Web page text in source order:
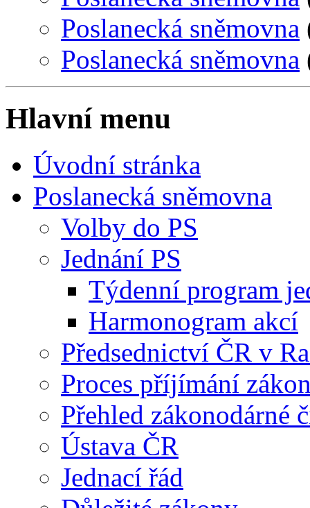
Poslanecká sněmovna
Poslanecká sněmovna
Hlavní menu
Úvodní stránka
Poslanecká sněmovna
Volby do PS
Jednání PS
Týdenní program
Harmonogram akcí
Předsednictví ČR v
Proces příjímání
Přehled zákonodárné
Ústava ČR
Jednací řád